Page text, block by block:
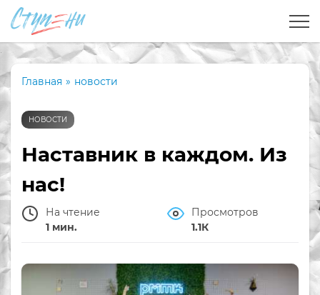
Главная » новости
НОВОСТИ
Наставник в каждом. Из
нас!
На чтение
1 мин.
Просмотров
1.1К